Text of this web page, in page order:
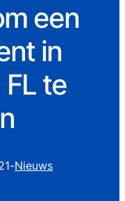
FR
een
in
te
-Nieuws